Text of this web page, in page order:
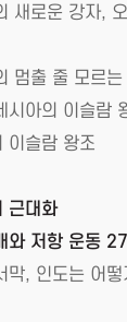
새로운 강자,
멈출 줄 모르는
시아의 이슬람
이슬람 왕조
근대화
와 저항 운동
막, 인도는 어떻